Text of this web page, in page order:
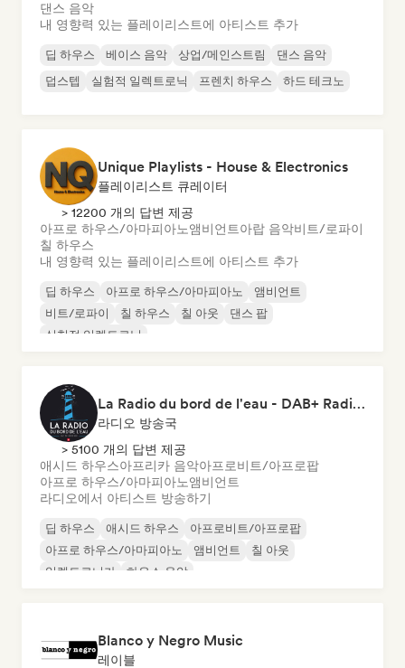
댄스 음악
내 영향력 있는 플레이리스트에 아티스트 추가
딥 하우스 베이스 음악 상업/메인스트림
댄스 음악
덥스텝
실험적 일렉트로닉 프렌치 하우스 하드 테크노
Unique Playlists - House & Electronics
플레이리스트 큐레이터
> 12200 개의 답변 제공
아프로 하우스/아마피아노앰비언트아랍 음악비트/로파이
칠 하우스
내 영향력 있는 플레이리스트에 아티스트 추가
딥 하우스 아프로 하우스/아마피아노
앰비언트
비트/로파이
칠 하우스 칠 아웃
댄스 팝
실험적 일렉트로닉
La Radio du bord de l'eau - DAB+ Radio Station (Switzerland)
라디오 방송국
> 5100 개의 답변 제공
애시드 하우스아프리카 음악아프로비트/아프로팝
아프로 하우스/아마피아노앰비언트
라디오에서 아티스트 방송하기
딥 하우스 애시드 하우스
아프로비트/아프로팝
아프로 하우스/아마피아노
앰비언트
칠 아웃
일렉트로니카
하우스 음악
Blanco y Negro Music
레이블